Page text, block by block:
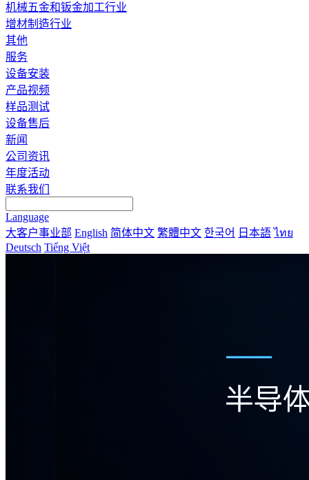
机械五金和钣金加工行业
增材制造行业
其他
服务
设备安装
产品视频
样品测试
设备售后
新闻
公司资讯
年度活动
联系我们
Language
大客户事业部 English 简体中文 繁體中文 한국어 日本語 ไทย
Deutsch Tiếng Việt